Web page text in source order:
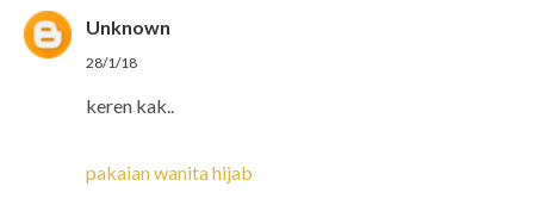
Unknown
28/1/18
keren kak..
pakaian wanita hijab